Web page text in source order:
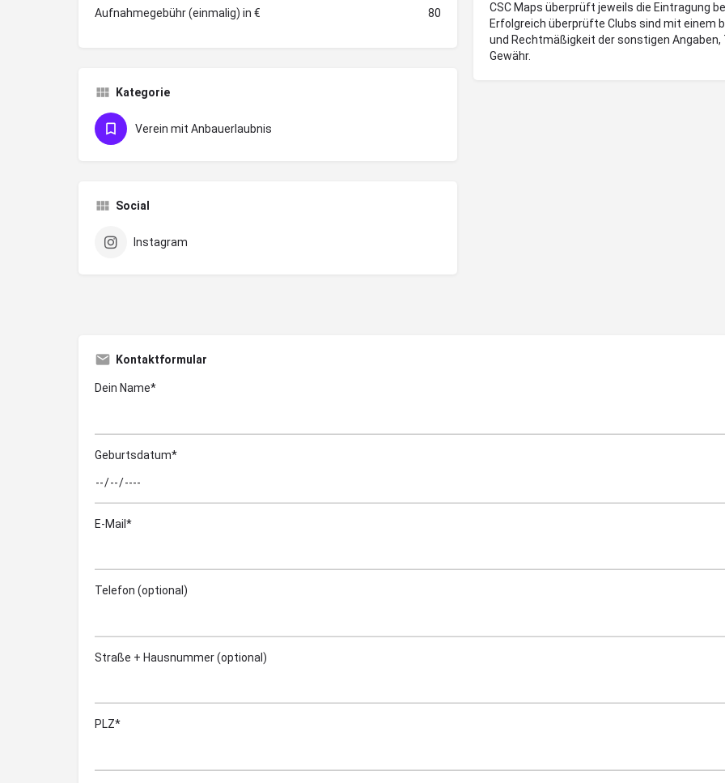
Aufnahmegebühr (einmalig) in € 80
Kategorie
Verein mit Anbauerlaubnis
Social
Instagram
CSC Maps überprüft jeweils die Eintragung
Erfolgreich überprüfte Clubs sind mit einem
und Rechtmäßigkeit der sonstigen
Gewähr.
Kontaktformular
Dein Name*
Geburtsdatum*
E-Mail*
Telefon (optional)
Straße + Hausnummer (optional)
PLZ*